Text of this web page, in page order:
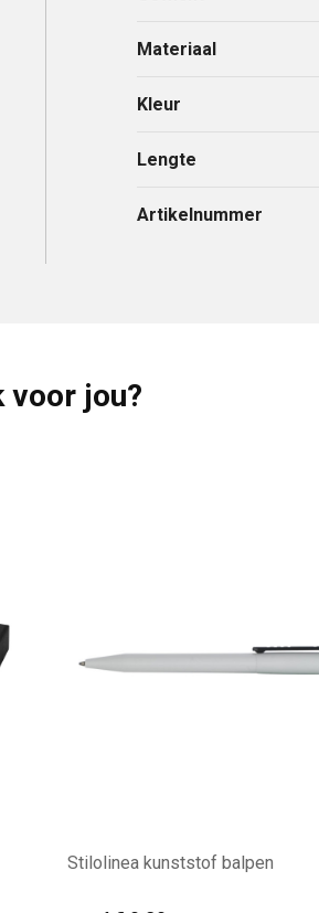
Materiaal
Kleur
Lengte
Artikelnummer
voor jou?
Stilolinea kunststof balpen